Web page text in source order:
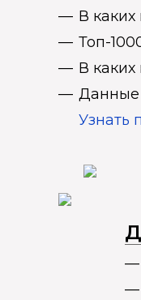
В
Топ-
В
Данные
Узнать